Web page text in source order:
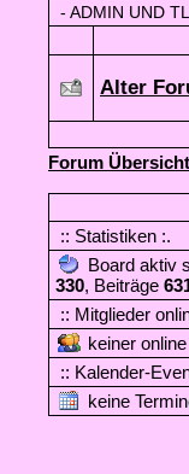
- ADMIN UND
Alter
Forum Übersicht
:: Statistiken :.
Board aktiv
330, Beiträge
:: Mitglieder
keiner online
:: Kalender-
keine